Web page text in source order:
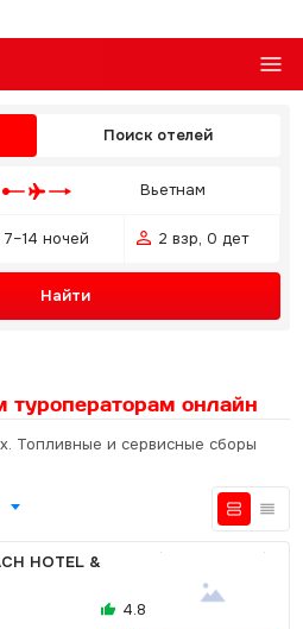
Поиск отелей
Вьетнам
7–14 ночей 2 взр, 0 дет
Найти
туроператорам онлайн
Топливные и сервисные сборы
HOTEL &
4.8